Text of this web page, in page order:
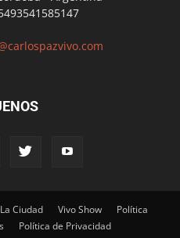
La Ciudad Vivo Show
Política
Política de Privacidad